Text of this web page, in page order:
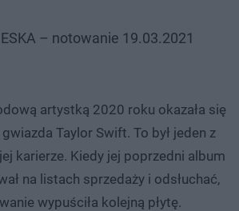
– notowanie 19.03.2021
artystką 2020 roku okazała się
Taylor Swift. To był jeden z
karierze. Kiedy jej poprzedni album
na listach sprzedaży i odsłuchać,
wypuściła kolejną płytę.